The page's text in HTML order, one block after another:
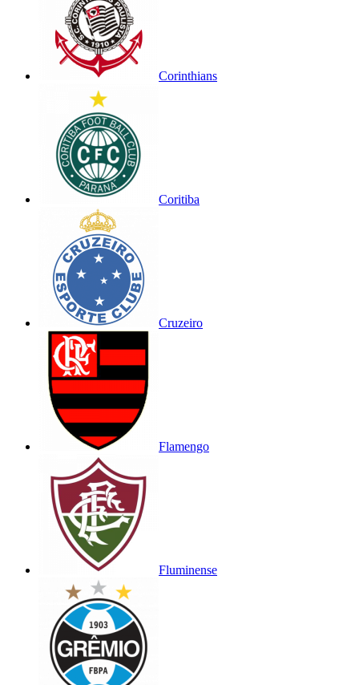
Corinthians
Coritiba
Cruzeiro
Flamengo
Fluminense